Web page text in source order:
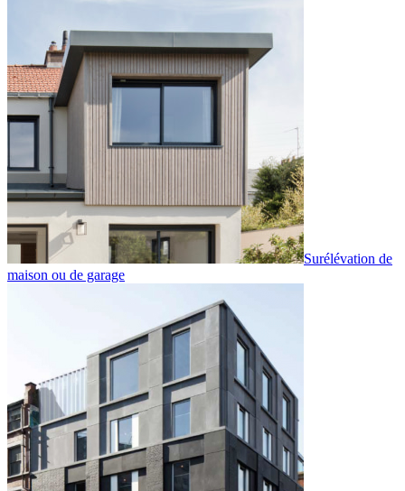
Surélévation de
maison ou de garage